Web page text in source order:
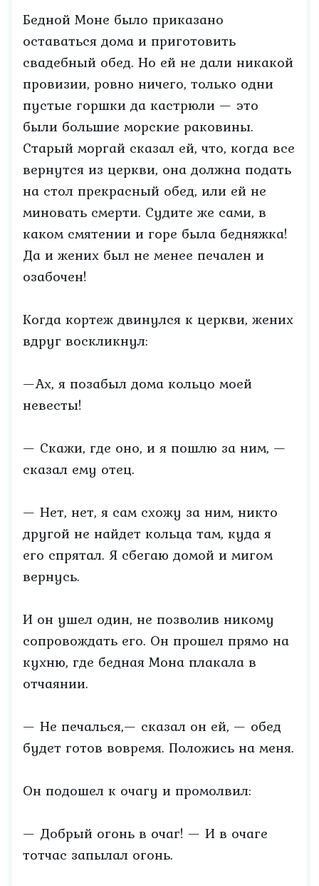
Бедной Моне было приказано
оставаться дома и приготовить
свадебный обед. Но ей не дали никакой
провизии, ровно ничего, только одни
пустые горшки да кастрюли — это
были большие морские раковины.
Старый моргай сказал ей, что, когда все
вернутся из церкви, она должна подать
на стол прекрасный обед, или ей не
миновать смерти. Судите же сами, в
каком смятении и горе была бедняжка!
Да и жених был не менее печален и
озабочен!
Когда кортеж двинулся к церкви, жених
вдруг воскликнул:
—Ах, я позабыл дома кольцо моей
невесты!
— Скажи, где оно, и я пошлю за ним, —
сказал ему отец.
— Нет, нет, я сам схожу за ним, никто
другой не найдет кольца там, куда я
его спрятал. Я сбегаю домой и мигом
вернусь.
И он ушел один, не позволив никому
сопровождать его. Он прошел прямо на
кухню, где бедная Мона плакала в
отчаянии.
— Не печалься,— сказал он ей, — обед
будет готов вовремя. Положись на меня.
Он подошел к очагу и промолвил:
— Добрый огонь в очаг! — И в очаге
тотчас запылал огонь.